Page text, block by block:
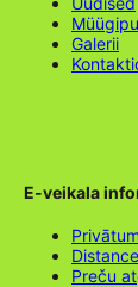
Galerii
E-veikala
Preču